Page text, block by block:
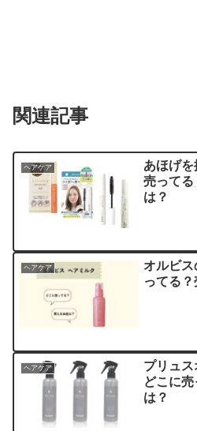
関連記事
ヘアケア
あほげ
売って
は？
ヘアケア
オルビ
ってる
ヘアケア
プリュ
どこに
は？